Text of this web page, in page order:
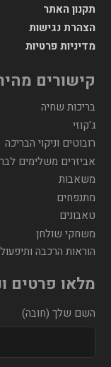
תקנון האתר
הצהרת נגישות
מדיניות פרטיות
קישורים
בריכות שחיה
ג'קוזי
רובוטים וניקוי הבריכה
אביזרים משלימים
משאבות
מתנפחים
טאבונים
משחקי שולחן
הוראות הרכבה ותיפעול
מלאו פרטים
השם שלך (חובה)